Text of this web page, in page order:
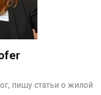
пишу статьи о жилой